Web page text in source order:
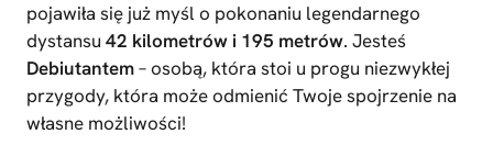
pojawiła się już myśl o pokonaniu legendarnego
dystansu 42 kilometrów i 195 metrów. Jesteś
Debiutantem– osobą, która stoi u progu niezwykłej
przygody, która może odmienić Twoje spojrzenie na
własne możliwości!